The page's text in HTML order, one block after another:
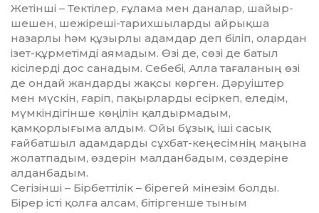
Жетінші – Тектілер, ғұлама мен да­налар, шайыр-
шешен, шежіреші-тарихшыларды айрықша
назарлы һәм құзырлы адамдар деп біліп, олар­дан
ізет-құрметімді аямадым. Өзі де, сөзі де батыл
кісілерді дос санадым. Се­бебі, Алла тағаланың өзі
де ондай жан­дарды жақсы көрген. Дәруіштер
мен мүскін, ғаріп, пақырларды есір­кеп, еледім,
мүмкіндігінше көңілін қал­дырмадым,
қамқорлығыма алдым. Ойы бұзық, іші сасық
ғайбат­шыл адамдарды сұхбат-кеңесімнің маңына
жолатпадым, өздерін малданбадым, сөздеріне
алданбадым.
Сегізінші – Бірбеттілік – бірегей мінезім болды.
Бірер істі қолға алсам, бітіргенше тыным